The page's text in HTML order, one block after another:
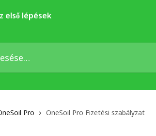
Pro OneSoil Pro Fizetési szabályzat